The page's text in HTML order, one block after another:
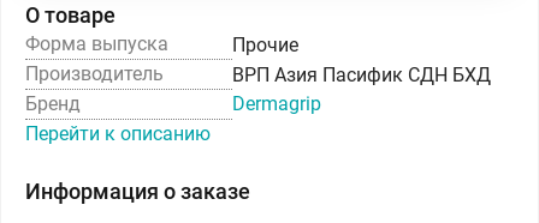
О товаре
Форма выпуска
Прочие
Производитель
ВРП Азия Пасифик СДН БХД
Бренд
Dermagrip
Перейти к описанию
Информация о заказе